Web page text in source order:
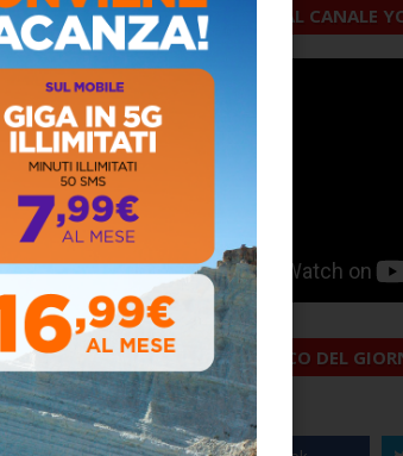
ISCRIVITI AL CANALE
ALMANACCO DEL